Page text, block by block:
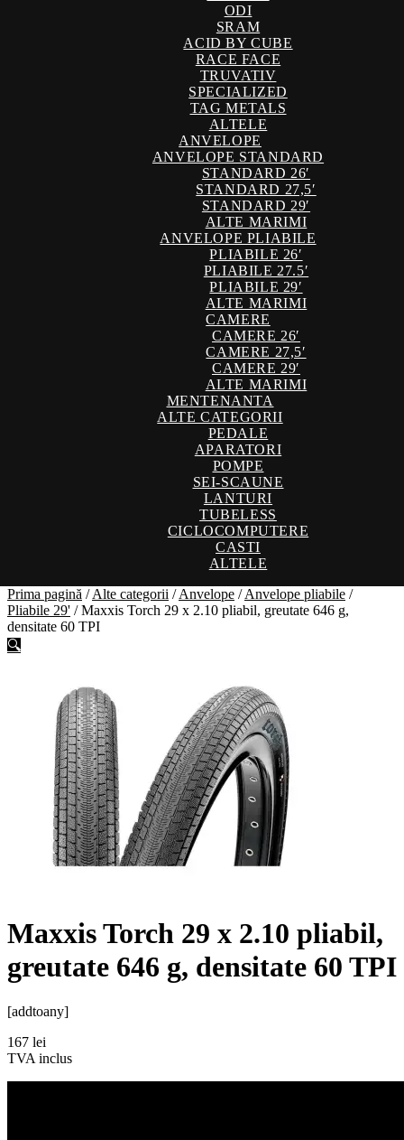
ODI
SRAM
ACID BY CUBE
RACE FACE
TRUVATIV
SPECIALIZED
TAG METALS
ALTELE
ANVELOPE
ANVELOPE STANDARD
STANDARD 26′
STANDARD 27,5′
STANDARD 29′
ALTE MARIMI
ANVELOPE PLIABILE
PLIABILE 26′
PLIABILE 27.5′
PLIABILE 29′
ALTE MARIMI
CAMERE
CAMERE 26′
CAMERE 27,5′
CAMERE 29′
ALTE MARIMI
MENTENANTA
ALTE CATEGORII
PEDALE
APARATORI
POMPE
SEI-SCAUNE
LANTURI
TUBELESS
CICLOCOMPUTERE
CASTI
ALTELE
Prima pagină /Alte categorii /Anvelope /Anvelope pliabile /
Pliabile 29' /Maxxis Torch 29 x 2.10 pliabil, greutate 646 g,
densitate 60 TPI
🔍
Maxxis Torch 29 x 2.10 pliabil,
greutate 646 g, densitate 60 TPI
[addtoany]
167 lei
TVA inclus